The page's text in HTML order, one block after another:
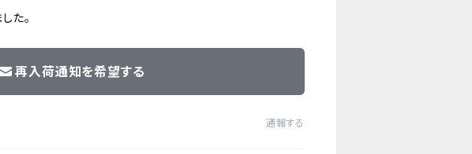
た。
再入荷通知を希望する
通報する